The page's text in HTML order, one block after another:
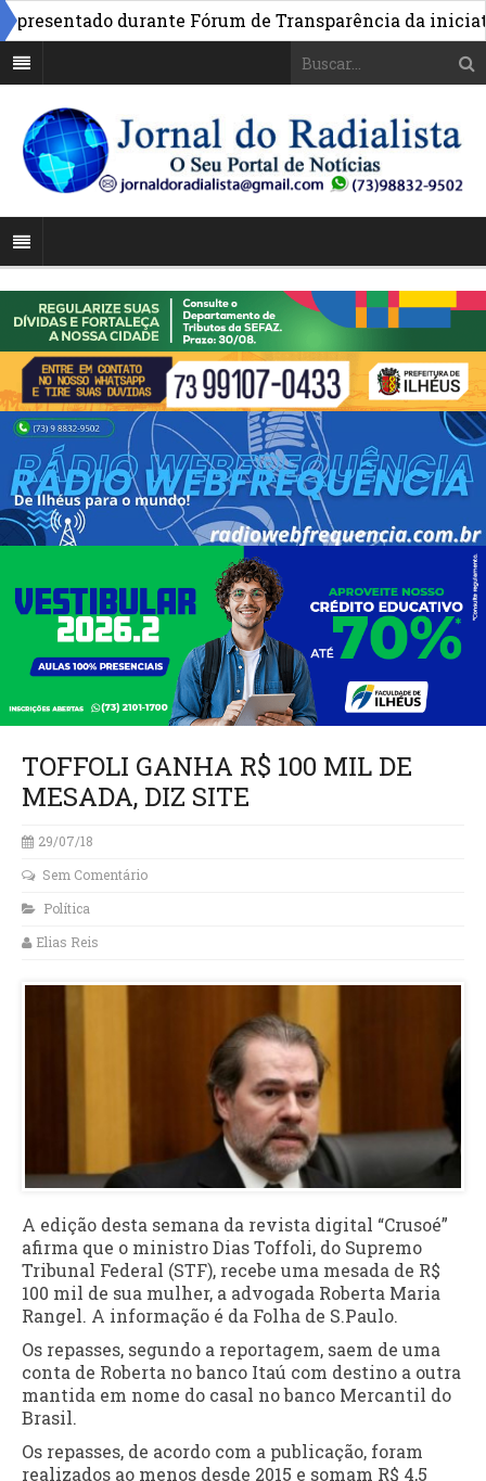
durante Fórum de Transparência da iniciativa
TOFFOLI GANHA R$ 100 MIL DE
MESADA, DIZ SITE
29/07/18
Sem Comentário
Política
Elias Reis
A edição desta semana da revista digital “Crusoé”
afirma que o ministro Dias Toffoli, do Supremo
Tribunal Federal (STF), recebe uma mesada de R$
100 mil de sua mulher, a advogada Roberta Maria
Rangel. A informação é da Folha de S.Paulo.
Os repasses, segundo a reportagem, saem de uma
conta de Roberta no banco Itaú com destino a outra
mantida em nome do casal no banco Mercantil do
Brasil.
Os repasses, de acordo com a publicação, foram
realizados ao menos desde 2015 e somam R$ 4,5